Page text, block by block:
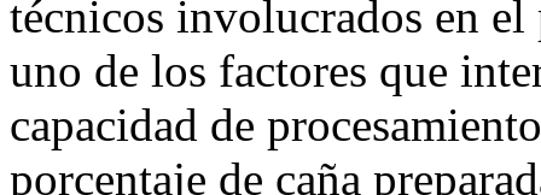
técnicos involucrados en
uno de los factores que
capacidad de
porcentaje de caña